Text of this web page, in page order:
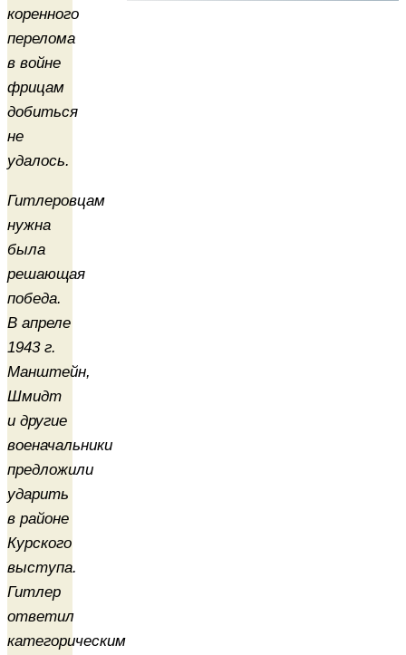
коренного
перелома
в войне
фрицам
добиться
не
удалось.
Гитлеровцам
нужна
была
решающая
победа.
В апреле
1943 г.
Манштейн,
Шмидт
и другие
военачальники
предложили
ударить
в районе
Курского
выступа.
Гитлер
ответил
категорическим